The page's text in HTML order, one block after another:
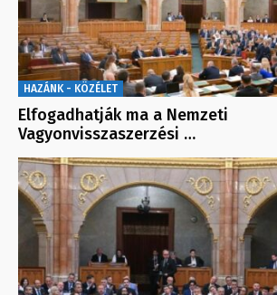
HAZÁNK - KÖZÉLET
Elfogadhatják ma a Nemzeti
Vagyonvisszaszerzési …